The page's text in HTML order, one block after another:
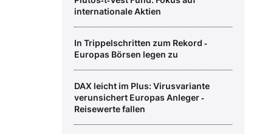
internationale Aktien
In Trippelschritten zum Rekord ‑
Europas Börsen legen zu
DAX leicht im Plus: Virusvariante
verunsichert Europas Anleger ‑
Reisewerte fallen